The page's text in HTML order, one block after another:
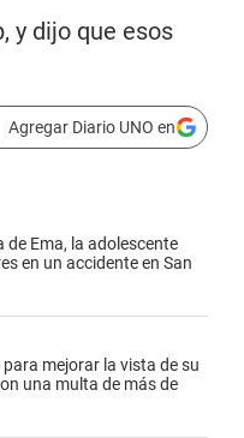
y dijo que esos
Agregar Diario UNO en
de Ema, la adolescente
en un accidente en San
mejorar la vista de su
una multa de más de